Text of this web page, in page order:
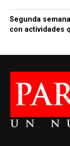
Segunda
con actividades